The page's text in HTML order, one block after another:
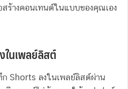
ร้างคอนเทนต์ในแบบของคุณเอง
นเพลย์ลิสต์
ก Shorts ลงในเพลย์ลิสต์ผ่าน